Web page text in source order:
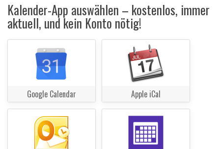
Kalender-App auswählen – kostenlos, immer
aktuell, und kein Konto nötig!
Google Calendar Apple iCal